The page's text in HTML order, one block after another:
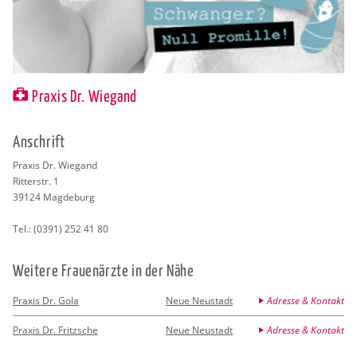
Praxis Dr. Wiegand
An­schrift
Pra­xis Dr. Wie­gand
Rit­ter­str. 1
39124 Mag­de­burg
Tel.:(0391) 252 41 80
Wei­te­re Frau­en­ärz­te in der Nähe
Praxis Dr. Gola Neue Neustadt Adresse & Kontakt
Praxis Dr. Fritzsche Neue Neustadt Adresse & Kontakt